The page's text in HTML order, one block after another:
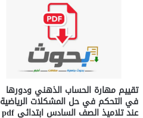
تقييم مهارة الحساب الذهني ودورها
في التحكم في حل المشكلات الرياضية
عند تلاميذ الصف السادس ابتدائي pdf